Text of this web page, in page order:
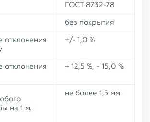
ГОСТ 8732-78
без покрытия
отклонения
+/- 1,0 %
отклонения
+ 12,5 %, - 15,0 %
на 1 м.
не более 1,5 мм